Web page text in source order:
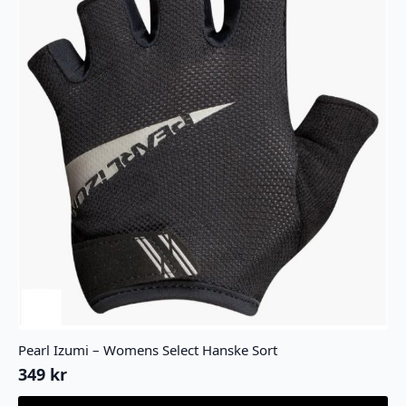
produktsiden
Pearl Izumi – Womens Select Hanske Sort
349 kr